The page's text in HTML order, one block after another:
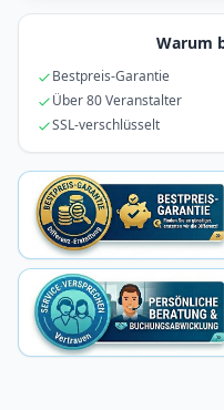
Warum
Bestpreis-Garantie
Über 80 Veranstalter
SSL-verschlüsselt